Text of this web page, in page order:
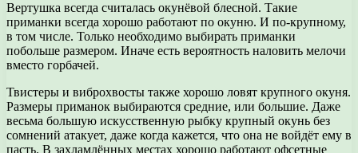
Вертушка всегда считалась окунёвой блесной. Такие
приманки всегда хорошо работают по окуню. И по-крупному,
в том числе. Только необходимо выбирать приманки
побольше размером. Иначе есть вероятность наловить мелочи
вместо горбачей.
Твистеры и виброхвосты также хорошо ловят крупного окуня.
Размеры приманок выбираются средние, или большие. Даже
весьма большую искусственную рыбку крупный окунь без
сомнений атакует, даже когда кажется, что она не войдёт ему в
пасть. В захламлённых местах хорошо работают офсетные